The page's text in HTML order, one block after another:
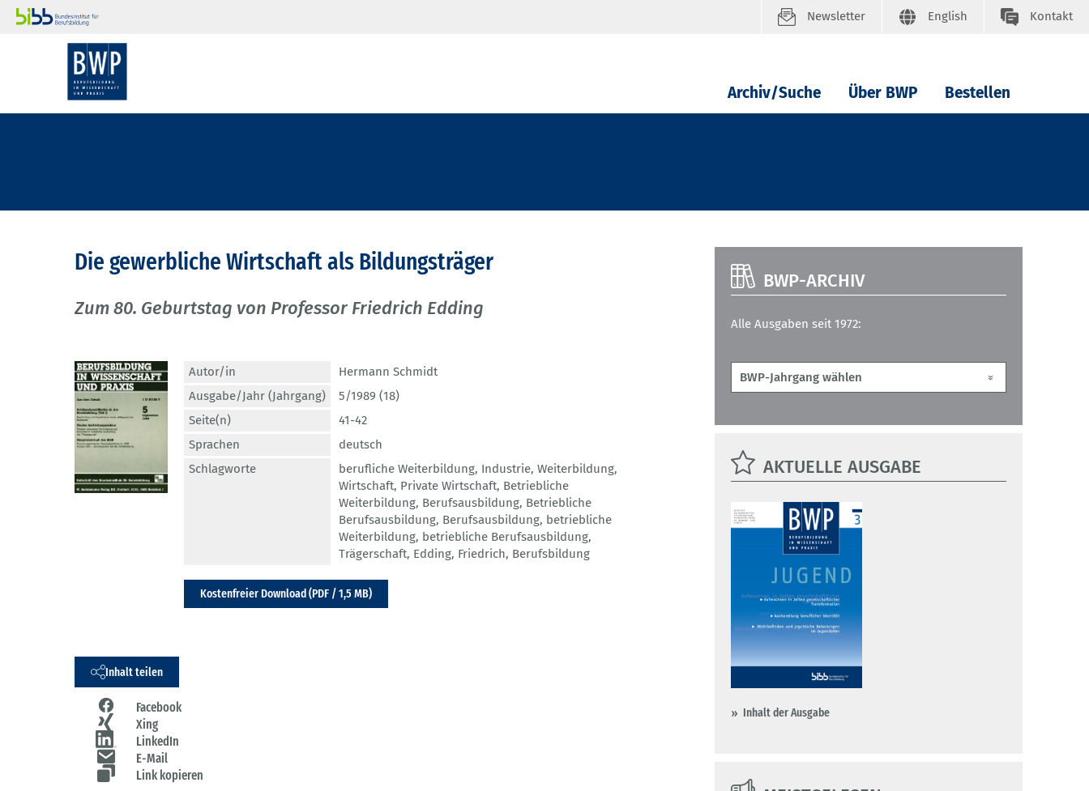
Newsletter English Kontakt
Archiv/Suche Über BWP Bestellen
Die gewerbliche Wirtschaft als Bildungsträger
Zum 80. Geburtstag von Professor Friedrich Edding
Autor/in
Hermann Schmidt
Ausgabe/Jahr (Jahrgang)
5/1989 (18)
Seite(n)
41-42
Sprachen
deutsch
Schlagworte
berufliche Weiterbildung, Industrie, Weiterbildung,
Wirtschaft, Private Wirtschaft, Betriebliche
Weiterbildung, Berufsausbildung, Betriebliche
Berufsausbildung, Berufsausbildung, betriebliche
Weiterbildung, betriebliche Berufsausbildung,
Trägerschaft, Edding, Friedrich, Berufsbildung
Kostenfreier Download (PDF / 1,5 MB)
Inhalt teilen
Facebook
Xing
LinkedIn
E-Mail
Link kopieren
BWP-ARCHIV
Alle Ausgaben seit 1972:
AKTUELLE AUSGABE
Inhalt der Ausgabe